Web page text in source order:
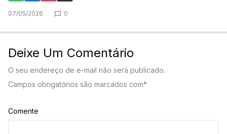
07/05/2026 0
Deixe Um Comentário
O seu endereço de e-mail não será publicado.
Campos obrigatórios são marcados com*
Comente